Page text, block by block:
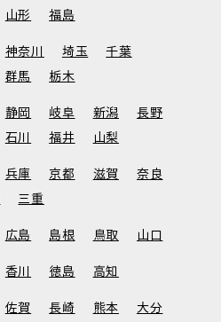
山形 福島
神奈川 埼玉
千葉
群馬 栃木
静岡 岐阜 新潟
長野
石川 福井 山梨
兵庫 京都 滋賀
奈良
三重
広島 島根 鳥取 山口
香川 徳島 高知
佐賀 長崎 熊本
大分